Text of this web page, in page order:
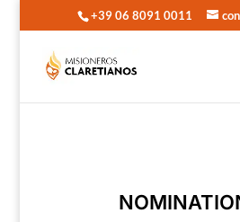
+39 06 8091 0011